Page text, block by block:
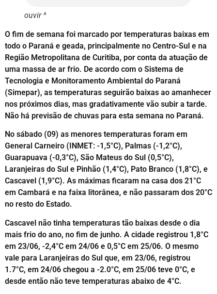
ouvir ^
O fim de semana foi marcado por temperaturas baixas em
todo o Paraná e geada, principalmente no Centro-Sul e na
Região Metropolitana de Curitiba, por conta da atuação de
uma massa de ar frio. De acordo com o Sistema de
Tecnologia e Monitoramento Ambiental do Paraná
(Simepar), as temperaturas seguirão baixas ao amanhecer
nos próximos dias, mas gradativamente vão subir a tarde.
Não há previsão de chuvas para esta semana no Paraná.
No sábado (09) as menores temperaturas foram em
General Carneiro (INMET: -1,5°C), Palmas (-1,2°C),
Guarapuava (-0,3°C), São Mateus do Sul (0,5°C),
Laranjeiras do Sul e Pinhão (1,4°C), Pato Branco (1,8°C), e
Cascavel (1,9°C). As máximas ficaram na casa dos 21°C
em Cambará e na faixa litorânea, e não passaram dos 20°C
no resto do Estado.
Cascavel não tinha temperaturas tão baixas desde o dia
mais frio do ano, no fim de junho. A cidade registrou 1,8°C
em 23/06, -2,4°C em 24/06 e 0,5°C em 25/06. O mesmo
vale para Laranjeiras do Sul que, em 23/06, registrou
1.7°C, em 24/06 chegou a -2.0°C, em 25/06 teve 0°C, e
desde então não teve temperaturas abaixo de 4°C.